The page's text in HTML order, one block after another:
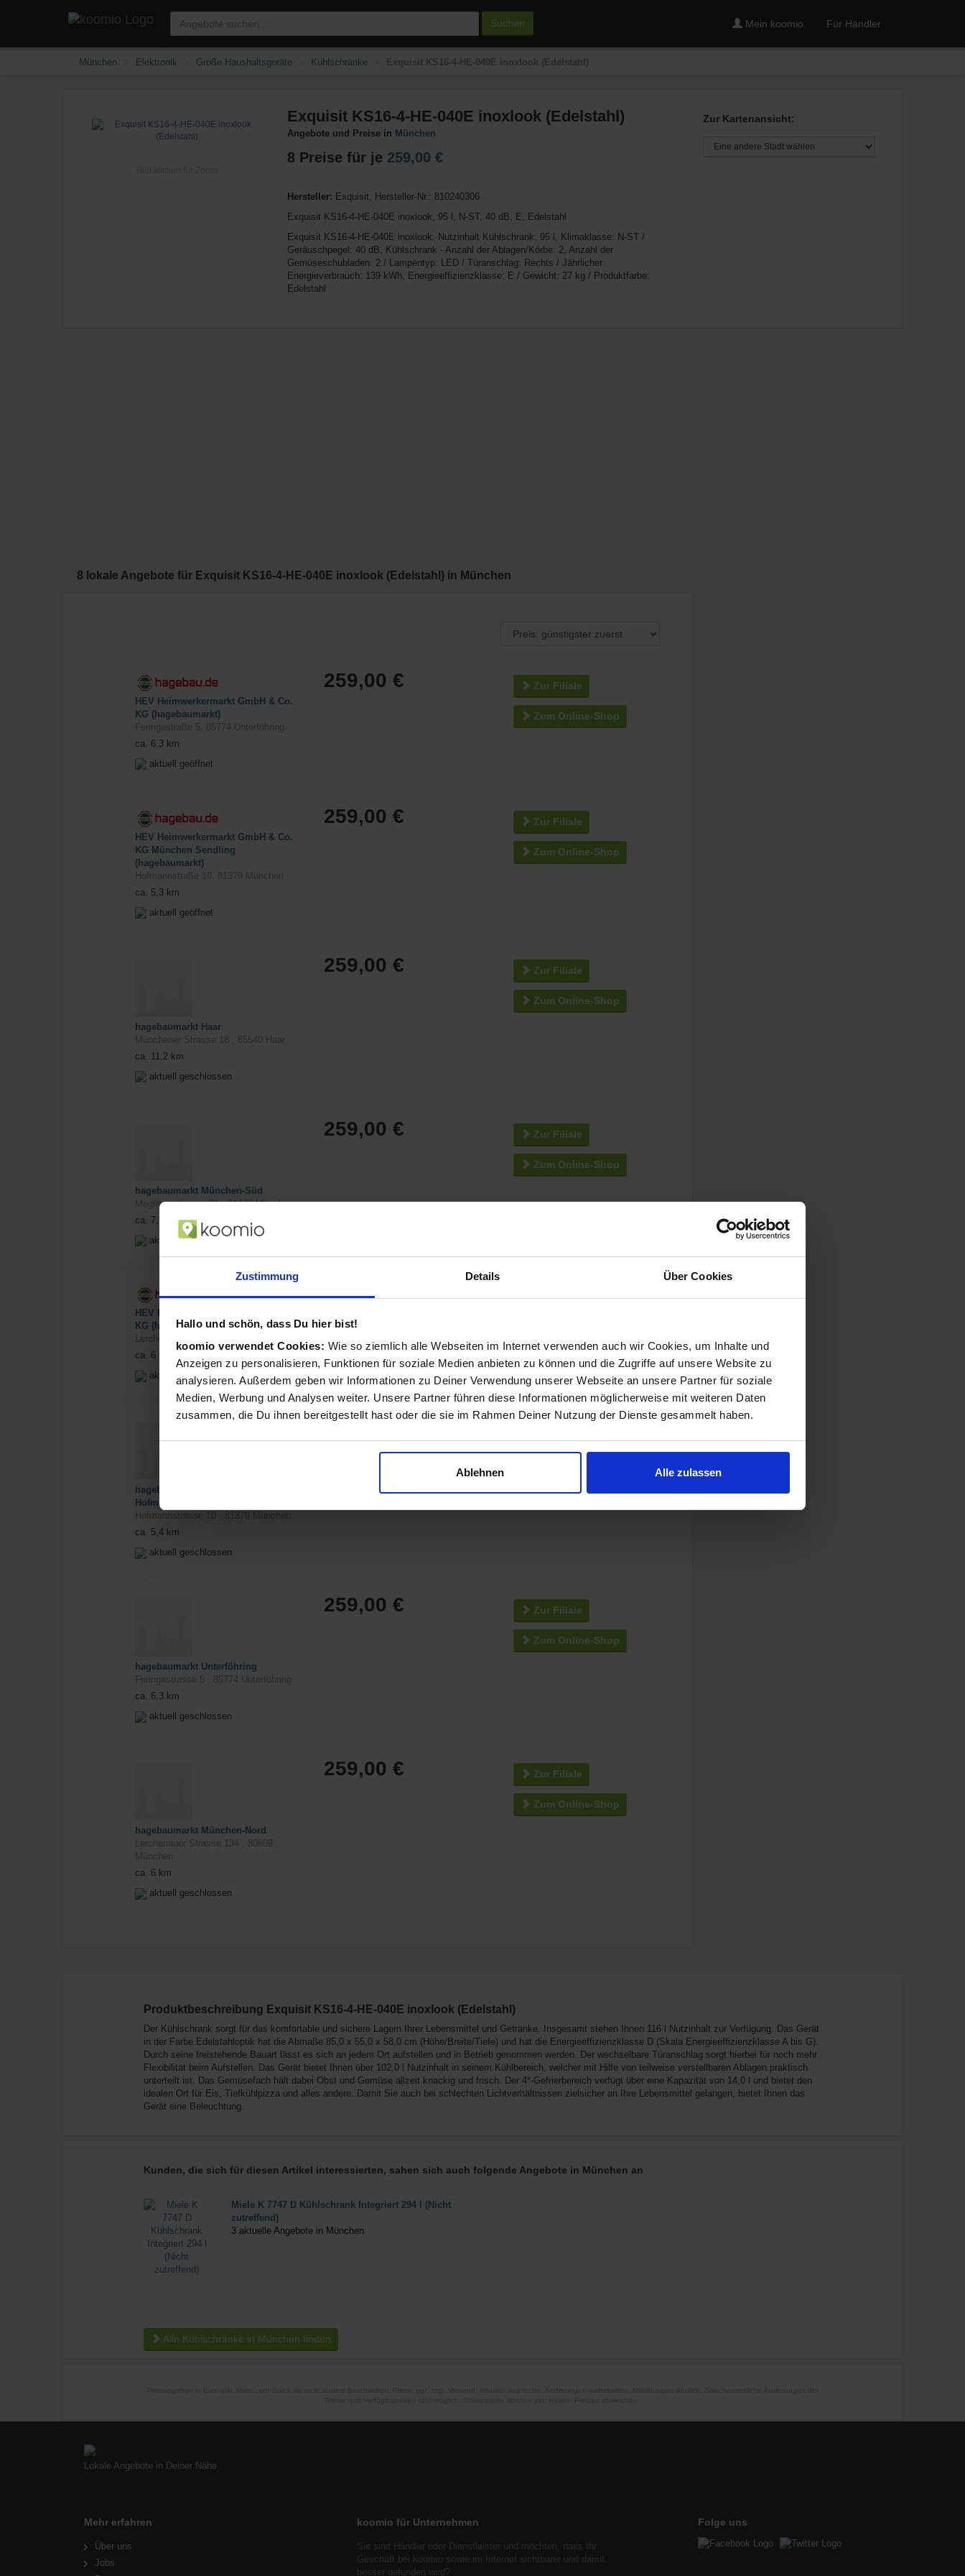
Zustimmung Details Über Cookies
Hallo und schön, dass Du hier bist!
koomio verwendet Cookies: Wie so ziemlich alle Webseiten im Internet verwenden auch wir Cookies, um Inhalte und
Anzeigen zu personalisieren, Funktionen für soziale Medien anbieten zu können und die Zugriffe auf unsere Website zu
analysieren. Außerdem geben wir Informationen zu Deiner Verwendung unserer Webseite an unsere Partner für soziale
Medien, Werbung und Analysen weiter. Unsere Partner führen diese Informationen möglicherweise mit weiteren Daten
zusammen, die Du ihnen bereitgestellt hast oder die sie im Rahmen Deiner Nutzung der Dienste gesammelt haben.
Ablehnen Alle zulassen
Suchen Mein koomio Für Händler
München Elektronik Große Haushaltsgeräte Kühlschränke Exquisit KS16-4-HE-040E inoxlook (Edelstahl)
Exquisit KS16-4-HE-040E inoxlook (Edelstahl)
Angebote und Preise in München
8 Preise für je 259,00 €
Hersteller: Exquisit, Hersteller-Nr.: 810240306
Exquisit KS16-4-HE-040E inoxlook, 95 l, N-ST, 40 dB, E, Edelstahl
Exquisit KS16-4-HE-040E inoxlook. Nutzinhalt Kühlschrank: 95 l, Klimaklasse: N-ST /
Geräuschpegel: 40 dB. Kühlschrank - Anzahl der Ablagen/Körbe: 2, Anzahl der
Gemüseschubladen: 2 / Lampentyp: LED / Türanschlag: Rechts / Jährlicher
Energieverbrauch: 139 kWh, Energieeffizienzklasse: E / Gewicht: 27 kg / Produktfarbe:
Edelstahl
Zur Kartenansicht:
8 lokale Angebote für Exquisit KS16-4-HE-040E inoxlook (Edelstahl) in München
HEV Heimwerkermarkt GmbH & Co.
KG (hagebaumarkt)
Feringastraße 5
85774
Unterföhring
ca. 6,3 km
aktuell geöffnet
259,00 € Zur Filiale
Zum Online-Shop
HEV Heimwerkermarkt GmbH & Co.
KG München Sendling
(hagebaumarkt)
Hofmannstraße 10
81379 München
ca. 5,3 km
aktuell geöffnet
259,00 € Zur Filiale
Zum Online-Shop
hagebaumarkt Haar
Münchener Strasse 18
85540 Haar
ca. 11,2 km
aktuell geschlossen
259,00 € Zur Filiale
Zum Online-Shop
hagebaumarkt München-Süd
Meglingerstrasse 31,81477 München
ca. 7,3 km
aktuell geschlossen
259,00 € Zur Filiale
Zum Online-Shop
HEV Heimwerkermarkt GmbH & Co.
KG (hagebaumarkt)
Lerchenauer Str. 134
ca. 6 km
aktuell geöffnet
259,00 € Zur Filiale
hagebaumarkt München-
Hofmannstraße
Hofmannstrasse 10
ca. 5,4 km
aktuell geschlossen
259,00 €
hagebaumarkt Unterföhring
Feringastrasse 5
85774
Unterföhring
ca. 6,3 km
aktuell geschlossen
259,00 € Zur Filiale
Zum Online-Shop
hagebaumarkt München-Nord
Lerchenauer Strasse 134
80809
München
ca. 6 km
aktuell geschlossen
259,00 € Zur Filiale
Zum Online-Shop
Produktbeschreibung Exquisit KS16-4-HE-040E inoxlook (Edelstahl)
Der Kühlschrank sorgt für das komfortable und sichere Lagern Ihrer Lebensmittel und Getränke. Insgesamt stehen Ihnen 116 l Nutzinhalt zur Verfügung. Das Gerät
in der Farbe Edelstahloptik hat die Abmaße 85,0 x 55,0 x 58,0 cm (Höhe/Breite/Tiefe) und hat die Energieeffizienzklasse D (Skala Energieeffizienzklasse A bis G).
Durch seine freistehende Bauart lässt es sich an jedem Ort aufstellen und in Betrieb genommen werden. Der wechselbare Türanschlag sorgt hierbei für noch mehr
Flexibilität beim Aufstellen. Das Gerät bietet Ihnen über 102,0 l Nutzinhalt in seinem Kühlbereich, welcher mit Hilfe von teilweise verstellbaren Ablagen praktisch
unterteilt ist. Das Gemüsefach hält dabei Obst und Gemüse allzeit knackig und frisch. Der 4*-Gefrierbereich verfügt über eine Kapazität von 14,0 l und bietet den
idealen Ort für Eis, Tiefkühlpizza und alles andere. Damit Sie auch bei schlechten Lichtverhältnissen zielsicher an Ihre Lebensmittel gelangen, bietet Ihnen das
Gerät eine Beleuchtung.
Kunden, die sich für diesen Artikel interessierten, sahen sich auch folgende Angebote in München an
Miele K 7747 D Kühlschrank Integriert 294 l (Nicht
zutreffend)
3 aktuelle Angebote in München
Alle Kühlschränke in München finden
Lokale Angebote in Deiner Nähe
Mehr erfahren
Über uns
Jobs
koomio für Unternehmen
Sie sind Händler oder Dienstleister und möchten, dass Ihr
Geschäft bei koomio sowie im Internet sichtbarer und damit
besser gefunden wird?
Folge uns